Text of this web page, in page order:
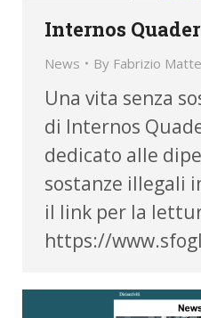
Internos
News By Fabrizio
Una vita senza
di Internos
dedicato alle
sostanze illegali
il link per la
https://